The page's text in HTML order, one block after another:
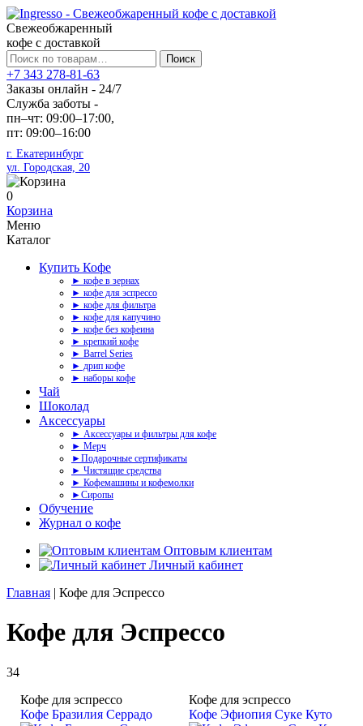
Свежеобжаренный
кофе с доставкой
Искать:
Поиск
+7 343 278-81-63
Заказы онлайн - 24/7
Служба заботы -
пн–чт: 09:00–17:00,
пт: 09:00–16:00
г. Екатеринбург
ул. Городская, 20
0
Корзина
Меню
Каталог
Купить Кофе
► кофе в зернах
► кофе для эспрессо
► кофе для фильтра
► кофе для капучино
► кофе без кофеина
► крепкий кофе
► Barrel Series
► дрип кофе
► наборы кофе
Чай
Шоколад
Аксессуары
► Аксессуары и фильтры для кофе
► Мерч
►Подарочные сертификаты
► Чистящие средства
► Кофемашины и кофемолки
►Сиропы
Обучение
Журнал о кофе
Оптовым клиентам
Личный кабинет
Главная | Кофе для Эспрессо
Кофе для Эспрессо
34
Кофе для эспрессо
Кофе Эфиопия Суке Куто
Кофе для эспрессо
Кофе Бразилия Серрадо